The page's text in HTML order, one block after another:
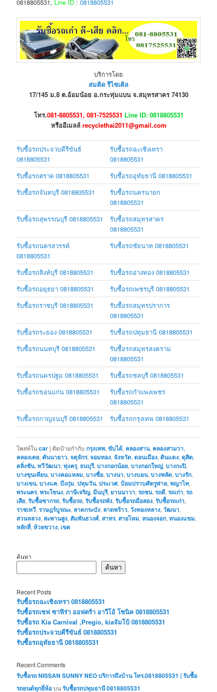
0818805531, Line ID :0818805531
บริการโดย
สมคิด รีไซเคิล
17/145 ม.8 ต.อ้อมน้อย อ.กระทุ่มแบน จ.สมุทรสาคร 74130
โทร.081-8805531, 081-7525531 Line ID: 0818805531
หรืออีเมลล์ recyclethai2011@gmail.com
รับซื้อรถประจวบคีรีขันธ์
0818805531
รับซื้อรถฉะเชิงเทรา
0818805531
รับซื้อรถตราด 0818805531
รับซื้อรถอุทัยธานี 0818805531
รับซื้อรถจันทบุรี 0818805531
รับซื้อรถนครนายก
0818805531
รับซื้อรถสุพรรณบุรี 0818805531
รับซื้อรถสมุทรสาคร
0818805531
รับซื้อรถนครสวรรค์
0818805531
รับซื้อรถชัยนาท 0818805531
รับซื้อรถสิงห์บุรี 0818805531
รับซื้อรถอ่างทอง 0818805531
รับซื้อรถอยุธยา 0818805531
รับซื้อรถเพชรบุรี 0818805531
รับซื้อรถราชบุรี 0818805531
รับซื้อรถสมุทรปราการ
0818805531
รับซื้อรถระยอง 0818805531
รับซื้อรถปทุมธานี 0818805531
รับซื้อรถนนทบุรี 0818805531
รับซื้อรถสมุทรสงคราม
0818805531
รับซื้อรถนครปฐม 0818805531
รับซื้อรถชลบุรี 0818805531
รับซื้อรถขอนแก่น 0818805531
รับซื้อรถกำแพงเพชร
0818805531
รับซื้อรถกาญจนบุรี 0818805531
รับซื้อรถกรุงเทพ 0818805531
โพสท์ในcar | ติดป้ายกำกับ กรุงเทพ,ขับได้, คลองสาน, คลองสามวา,
คลองเตย, คันนายาว,จตุจักร,จอมทอง,จังหวัด,ดอนเมือง,ดินแดง,ดุสิต,
ตลิ่งชัน,ทวีวัฒนา,ทุ่งครุ, ธนบุรี,บางกอกน้อย,บางกอกใหญ่,บางกะปิ,
บางขุนเทียน,บางคอแหลม,บางซื่อ,บางนา,บางบอน,บางพลัด,บางรัก,
บางเขน,บางแค,บึงกุ่ม,ปทุมวัน,ประเวศ,ป้อมปราบศัตรูพ่าย,พญาไท,
พระนคร,พระโขนง,ภาษีเจริญ,มีนบุรี, ยานนาวา,รถชน,รถดี,รถเก่า,รถ
เสีย,รับซื้อซากรถ,รับซื้อรถ,รับซื้อรถพัง,รับซื้อรถมือสอง,รับซื้อรถเก่า,
ราชเทวี,ราษฎร์บูรณะ, ลาดกระบัง, ลาดพร้าว,วังทองหลาง,วัฒนา,
สวนหลวง, สะพานสูง, สัมพันธวงศ์, สาทร, สายไหม,หนองจอก,หนองแขม,
หลักสี่,ห้วยขวาง, เขต
ค้นหา
ค้นหา
Recent Posts
รับซื้อรถฉะเชิงเทรา 0818805531
รับซื้อรถเชฟ ซาฟิร่า ออฟตร้า อาวีโอ้ โซนิค 0818805531
รับซื้อรถ Kia Carnival ,Pregio, kiaจัมโบ้ 0818805531
รับซื้อรถประจวบคีรีขันธ์ 0818805531
รับซื้อรถอุทัยธานี 0818805531
Recent Comments
รับซื้อรถ NISSAN SUNNY NEO บริการถึงบ้าน โทร.0818805531 | รับซื้อ
รถยนต์ทุกยี่ห้อบนรับซื้อรถปทุมธานี 0818805531